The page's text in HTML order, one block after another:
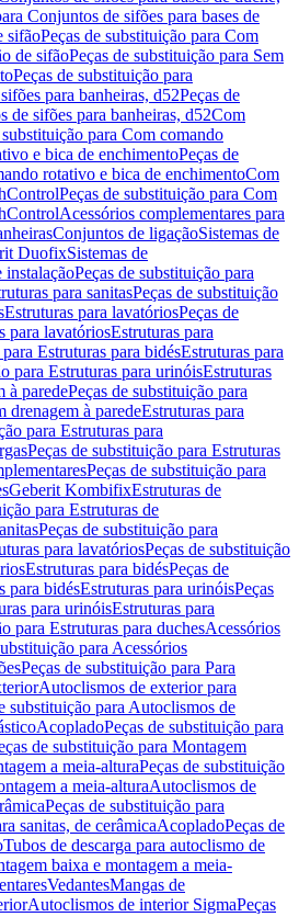
Conjuntos de sifões para bases de
sifãoPeças de substituição para Com
de sifãoPeças de substituição para Sem
Peças de substituição para
para banheiras, d52Peças de
de sifões para banheiras, d52Com
substituição para Com comando
e bica de enchimentoPeças de
rotativo e bica de enchimentoCom
Peças de substituição para Com
Acessórios complementares para
Conjuntos de ligaçãoSistemas de
DuofixSistemas de
instalaçãoPeças de substituição para
para sanitasPeças de substituição
Estruturas para lavatóriosPeças de
para lavatóriosEstruturas para
Estruturas para bidésEstruturas para
para Estruturas para urinóisEstruturas
à paredePeças de substituição para
drenagem à paredeEstruturas para
para Estruturas para
Peças de substituição para Estruturas
Peças de substituição para
Geberit KombifixEstruturas de
para Estruturas de
Peças de substituição para
para lavatóriosPeças de substituição
Estruturas para bidésPeças de
para bidésEstruturas para urinóisPeças
para urinóisEstruturas para
para Estruturas para duchesAcessórios
para Acessórios
Peças de substituição para Para
Autoclismos de exterior para
substituição para Autoclismos de
AcopladoPeças de substituição para
de substituição para Montagem
a meia-alturaPeças de substituição
a meia-alturaAutoclismos de
Peças de substituição para
sanitas, de cerâmicaAcopladoPeças de
Tubos de descarga para autoclismo de
baixa e montagem a meia-
VedantesMangas de
Autoclismos de interior SigmaPeças